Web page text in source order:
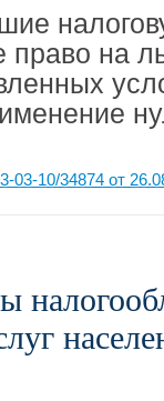
на
10/34874 от